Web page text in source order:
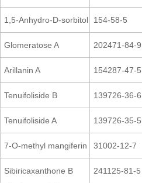
1,5-Anhydro-D-sorbitol 154-58-5
Glomeratose A 202471-84-9
Arillanin A 154287-47-5
Tenuifoliside B 139726-36-6
Tenuifoliside A 139726-35-5
7-O-methyl mangiferin 31002-12-7
Sibiricaxanthone B 241125-81-5